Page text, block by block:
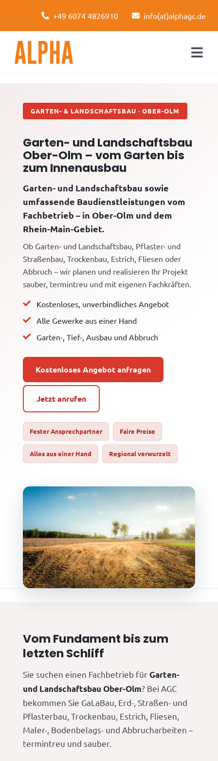
content
+49 6074 4826910 info(at)alphagc.de
Leistungen
Kontakt
GARTEN- & LANDSCHAFTSBAU · OBER-OLM
Garten- und Landschaftsbau
Ober-Olm – vom Garten bis
zum Innenausbau
Garten- und Landschaftsbau sowie
umfassende Baudienstleistungen vom
Fachbetrieb – in Ober-Olm und dem
Rhein-Main-Gebiet.
Ob Garten- und Landschaftsbau, Pflaster- und
Straßenbau, Trockenbau, Estrich, Fliesen oder
Abbruch – wir planen und realisieren Ihr Projekt
sauber, termintreu und mit eigenen Fachkräften.
Kostenloses, unverbindliches Angebot
Alle Gewerke aus einer Hand
Garten-, Tief-, Ausbau und Abbruch
Kostenloses Angebot anfragen
Jetzt anrufen
Fester Ansprechpartner Faire Preise
Alles aus einer Hand Regional verwurzelt
Vom Fundament bis zum
letzten Schliff
Sie suchen einen Fachbetrieb fürGarten-
und Landschaftsbau Ober-Olm? Bei AGC
bekommen Sie GaLaBau, Erd-, Straßen- und
Pflasterbau, Trockenbau, Estrich, Fliesen,
Maler-, Bodenbelags- und Abbrucharbeiten –
termintreu und sauber.